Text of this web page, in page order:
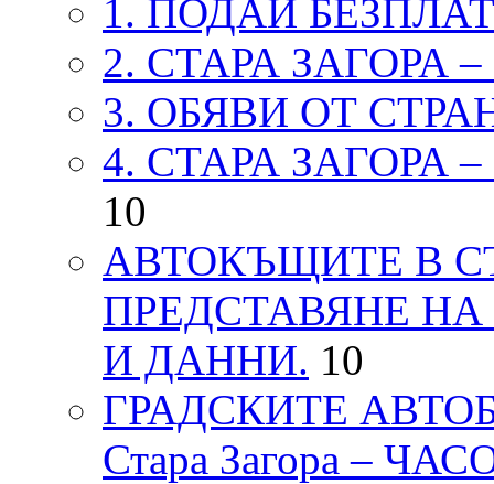
1. ПОДАЙ
2. СТАРА ЗАГОРА
3. ОБЯВИ ОТ
4. СТАРА ЗАГОРА
10
АВТОКЪЩИТЕ В
ПРЕДСТАВЯНЕ
И ДАННИ. 10
ГРАДСКИТЕ
Стара Загора –